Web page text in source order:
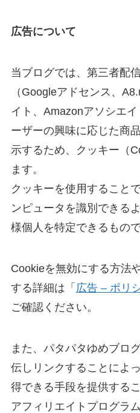
広告について
当ブログでは、第三者配
（Googleアドセンス、
イト、Amazonアソシエ
ーザーの興味に応じた商
示するため、クッキー（
ます。
クッキーを使用すること
ンピュータを識別できる
様個人を特定できるもの
Cookieを無効にする方法
する詳細は「 広告 – ポリ
ご確認ください。
また、パタパタゆめブロ
伝しリンクすることによ
得できる手段を提供する
アフィリエイトプログラ